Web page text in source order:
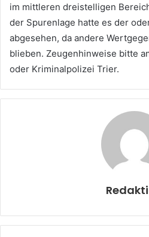
im mittleren dreistelligen
der Spurenlage hatte es der
abgesehen, da andere
blieben. Zeugenhinweise bitte
oder Kriminalpolizei Trier.